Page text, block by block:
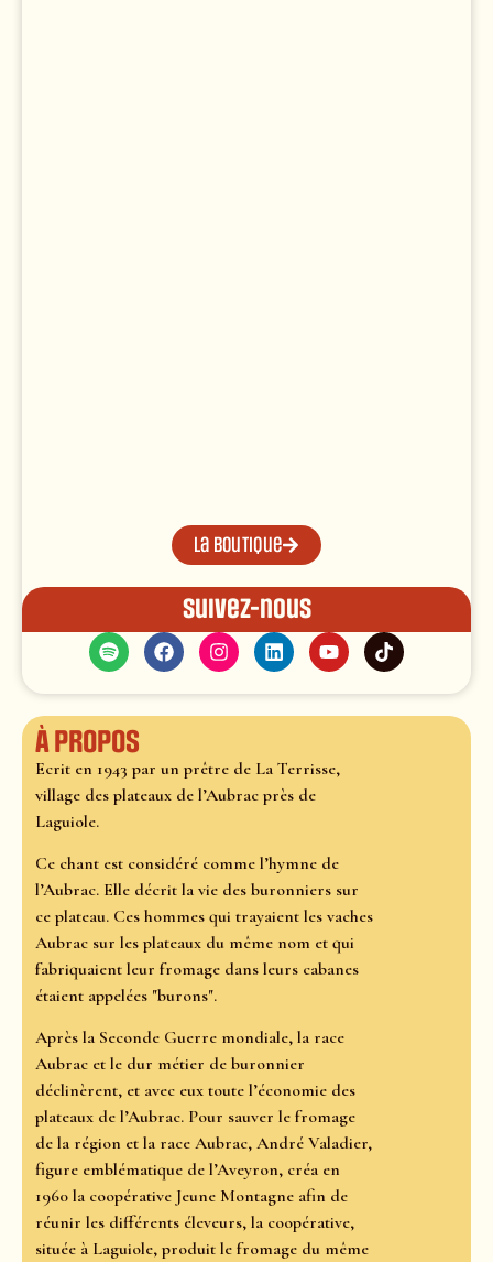
La boutique
Suivez-nous
À propos
Ecrit en 1943 par un prêtre de La Terrisse,
village des plateaux de l’Aubrac près de
Laguiole.
Ce chant est considéré comme l’hymne de
l’Aubrac. Elle décrit la vie des buronniers sur
ce plateau. Ces hommes qui trayaient les vaches
Aubrac sur les plateaux du même nom et qui
fabriquaient leur fromage dans leurs cabanes
étaient appelées "burons".
Après la Seconde Guerre mondiale, la race
Aubrac et le dur métier de buronnier
déclinèrent, et avec eux toute l’économie des
plateaux de l’Aubrac. Pour sauver le fromage
de la région et la race Aubrac, André Valadier,
figure emblématique de l’Aveyron, créa en
1960 la coopérative Jeune Montagne afin de
réunir les différents éleveurs, la coopérative,
située à Laguiole, produit le fromage du même